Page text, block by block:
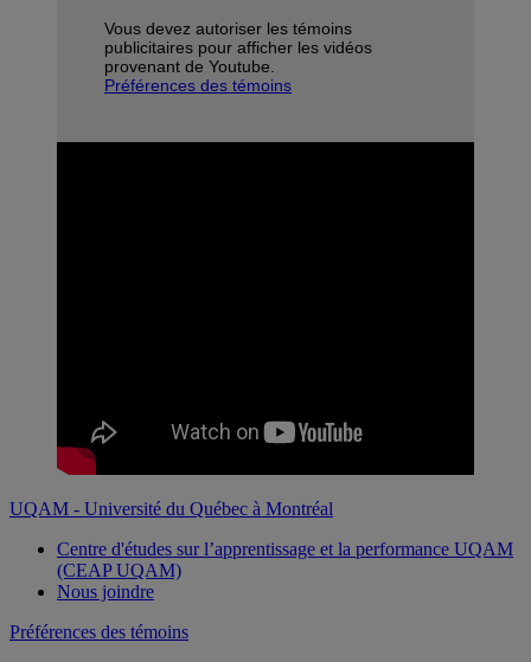
Vous devez autoriser les témoins
publicitaires pour afficher les vidéos
provenant de Youtube.
Préférences des témoins
UQAM - Université du Québec à Montréal
Centre d'études sur l’apprentissage et la performance UQAM
(CEAP UQAM)
Nous joindre
Préférences des témoins